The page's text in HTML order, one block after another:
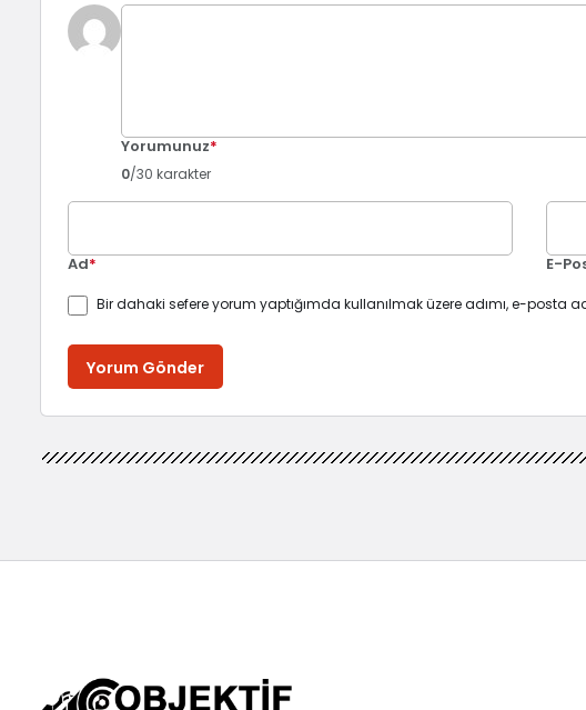
Yorumunuz*
0/30 karakter
Ad* E-
Bir dahaki sefere yorum yaptığımda kullanılmak üzere adımı, e-posta
Yorum Gönder